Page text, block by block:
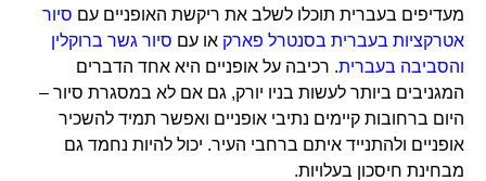
מעדיפים בעברית תוכלו לשלב את ריקשת האופניים עם סיור
אטרקציות בעברית בסנטרל פארק או עם סיור גשר ברוקלין
והסביבה בעברית. רכיבה על אופניים היא אחד הדברים
המגניבים ביותר לעשות בניו יורק, גם אם לא במסגרת סיור –
היום ברחובות קיימים נתיבי אופניים ואפשר תמיד להשכיר
אופניים ולהתנייד איתם ברחבי העיר. יכול להיות נחמד גם
מבחינת חיסכון בעלויות.